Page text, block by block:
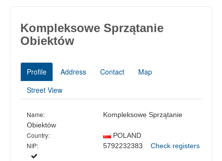
Kompleksowe Sprzątanie
Obiektów
Profile Address Contact
Map
Street View
Name:
Kompleksowe Sprzątanie
Obiektów
Country: POLAND
NIP: 5792232383 Check registers